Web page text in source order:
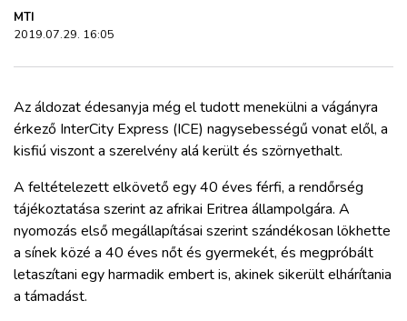
KÖZLEKEDÉSFEJLESZTÉS
ZÖLDÚT
HAJÓZÁS
BLOG
ARCHÍVUM
MTI
2019.07.29. 16:05
Az áldozat édesanyja még el tudott menekülni a vágányra
érkező InterCity Express (ICE) nagysebességű vonat elől, a
kisfiú viszont a szerelvény alá került és szörnyethalt.
A feltételezett elkövető egy 40 éves férfi, a rendőrség
tájékoztatása szerint az afrikai Eritrea állampolgára. A
nyomozás első megállapításai szerint szándékosan lökhette
a sínek közé a 40 éves nőt és gyermekét, és megpróbált
letaszítani egy harmadik embert is, akinek sikerült elhárítania
a támadást.